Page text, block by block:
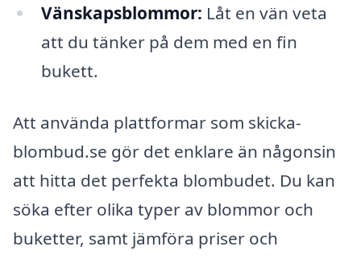
Vänskapsblommor: Låt en vän veta
att du tänker på dem med en fin
bukett.
Att använda plattformar som skicka-
blombud.se gör det enklare än någonsin
att hitta det perfekta blombudet. Du kan
söka efter olika typer av blommor och
buketter, samt jämföra priser och